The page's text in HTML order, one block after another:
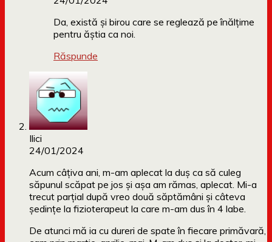
Da, există și birou care se reglează pe înălțime
pentru ăștia ca noi.
Răspunde
Ilici
24/01/2024
Acum câțiva ani, m-am aplecat la duș ca să culeg
săpunul scăpat pe jos și așa am rămas, aplecat. Mi-a
trecut parțial după vreo două săptămâni și câteva
ședințe la fizioterapeut la care m-am dus în 4 labe.
De atunci mă ia cu dureri de spate în fiecare primăvară,